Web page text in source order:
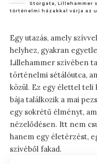
Storgata, Lillehammer
történelmi házakkal várja az
Egy utazás, amely
helyhez, gyakran
Lillehammer szívében
történelmi sétálóutca,
közül. Ez egy élettel teli
bája találkozik a mai
egy sokrétű élményt,
nézelődésen. Itt nem
hanem egy életérzést,
szívéből fakad.